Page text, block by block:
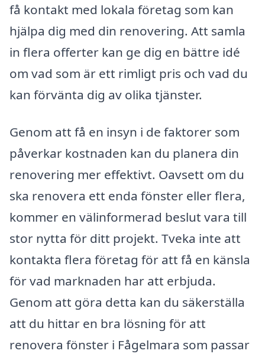
få kontakt med lokala företag som kan
hjälpa dig med din renovering. Att samla
in flera offerter kan ge dig en bättre idé
om vad som är ett rimligt pris och vad du
kan förvänta dig av olika tjänster.
Genom att få en insyn i de faktorer som
påverkar kostnaden kan du planera din
renovering mer effektivt. Oavsett om du
ska renovera ett enda fönster eller flera,
kommer en välinformerad beslut vara till
stor nytta för ditt projekt. Tveka inte att
kontakta flera företag för att få en känsla
för vad marknaden har att erbjuda.
Genom att göra detta kan du säkerställa
att du hittar en bra lösning för att
renovera fönster i Fågelmara som passar